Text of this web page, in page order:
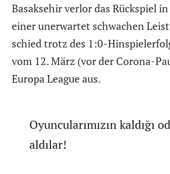
Basaksehir verlor das Rückspiel
einer unerwartet schwachen
schied trotz des 1:0-
vom 12. März (vor der Corona-
Europa League aus.
Oyuncularımızın kaldığı
aldılar!